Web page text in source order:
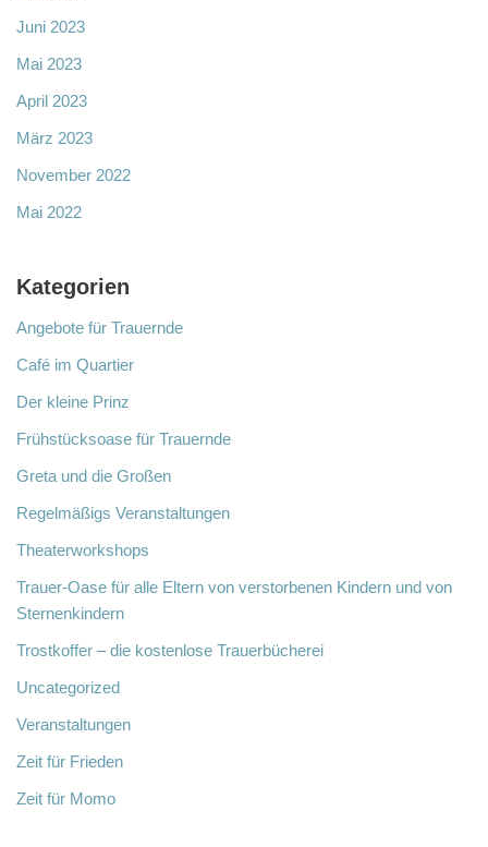
Juni 2023
Mai 2023
April 2023
März 2023
November 2022
Mai 2022
Kategorien
Angebote für Trauernde
Café im Quartier
Der kleine Prinz
Frühstücksoase für Trauernde
Greta und die Großen
Regelmäßigs Veranstaltungen
Theaterworkshops
Trauer-Oase für alle Eltern von verstorbenen Kindern und von
Sternenkindern
Trostkoffer – die kostenlose Trauerbücherei
Uncategorized
Veranstaltungen
Zeit für Frieden
Zeit für Momo